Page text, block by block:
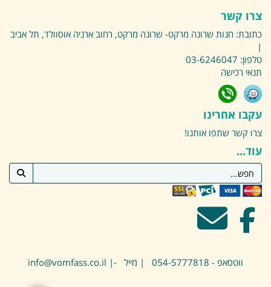
צרו קשר
כתובת: חנות שרונה מרקט- שרונה מרקט, רחוב ארניה אוסוולד, תל אביב
|
טלפון: 03-6246047
תנאי רכישה
עקבו אחרינו
צרו קשר שתפו אותנו!
עוד...
ווטסאפ - 054-5777818 | מייל -| info@vomfass.co.il